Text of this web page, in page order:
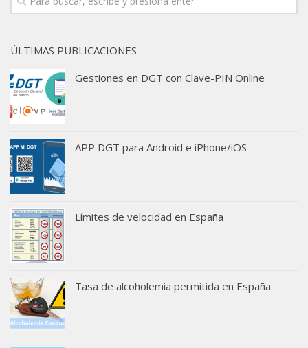
ÚLTIMAS PUBLICACIONES
Gestiones en DGT con Clave-PIN Online
APP DGT para Android e iPhone/iOS
Límites de velocidad en España
Tasa de alcoholemia permitida en España